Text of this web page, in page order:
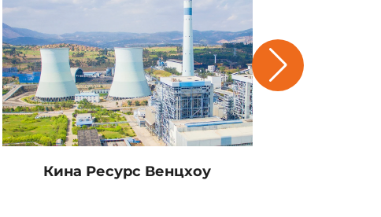
Кина Ресурс Венцхоу